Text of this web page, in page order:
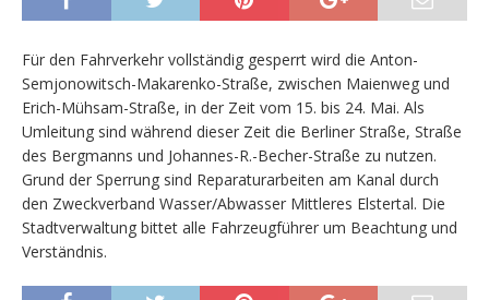
Für den Fahrverkehr vollständig gesperrt wird die Anton-
Semjonowitsch-Makarenko-Straße, zwischen Maienweg und
Erich-Mühsam-Straße, in der Zeit vom 15. bis 24. Mai. Als
Umleitung sind während dieser Zeit die Berliner Straße, Straße
des Bergmanns und Johannes-R.-Becher-Straße zu nutzen.
Grund der Sperrung sind Reparaturarbeiten am Kanal durch
den Zweckverband Wasser/Abwasser Mittleres Elstertal. Die
Stadtverwaltung bittet alle Fahrzeugführer um Beachtung und
Verständnis.